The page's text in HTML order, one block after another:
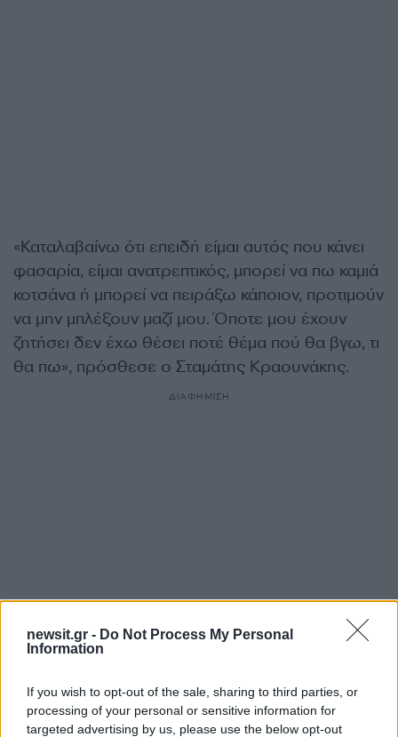
newsit.gr - Do Not Process My Personal
Information
If you wish to opt-out of the sale, sharing to third parties, or
processing of your personal or sensitive information for
targeted advertising by us, please use the below opt-out
«Καταλαβαίνω ότι επειδή είμαι αυτός που κάνει
φασαρία, είμαι ανατρεπτικός, μπορεί να πω καμιά
κοτσάνα ή μπορεί να πειράξω κάποιον, προτιμούν
να μην μπλέξουν μαζί μου. Όποτε μου έχουν
ζητήσει δεν έχω θέσει ποτέ θέμα πού θα βγω, τι
θα πω», πρόσθεσε ο Σταμάτης Κραουνάκης.
ΔΙΑΦΗΜΙΣΗ